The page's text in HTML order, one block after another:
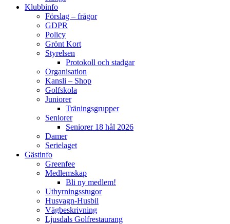
Klubbinfo
Förslag – frågor
GDPR
Policy
Grönt Kort
Styrelsen
Protokoll och stadgar
Organisation
Kansli – Shop
Golfskola
Juniorer
Träningsgrupper
Seniorer
Seniorer 18 hål 2026
Damer
Serielaget
Gästinfo
Greenfee
Medlemskap
Bli ny medlem!
Uthyrningsstugor
Husvagn-Husbil
Vägbeskrivning
Ljusdals Golfrestaurang